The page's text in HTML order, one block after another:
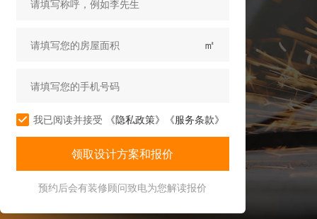
㎡
我已阅读并接受 《隐私政策》 《服务条款》
预约后会有装修顾问致电为您解读报价